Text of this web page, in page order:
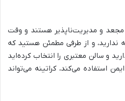
و مدیریت‌ناپذیر هستند و وقت
ندارید، و از طرفی مطمئن هستید که
و سالن معتبری را انتخاب کرده‌اید
استفاده می‌کند، کراتینه می‌تواند